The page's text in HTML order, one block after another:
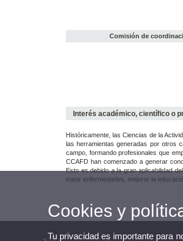
Comisión de
Interés académico, científico o
Históricamente, las Ciencias de la
las herramientas generadas por otros
campo, formando profesionales que
CCAFD han comenzado a generar
Esto es debido a la gran aplicabilidad
tratar enfermedades, mejorar la
Cookies y
Tu privacidad es importante para